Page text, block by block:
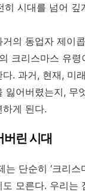
히 시대를 넘어 깊
의 동업자 제이
크리스마스 유령
. 과거, 현재, 미
잃어버렸는지, 무
게 된다.
버린 시대
단순히 ‘크리스
모른다. 우리는